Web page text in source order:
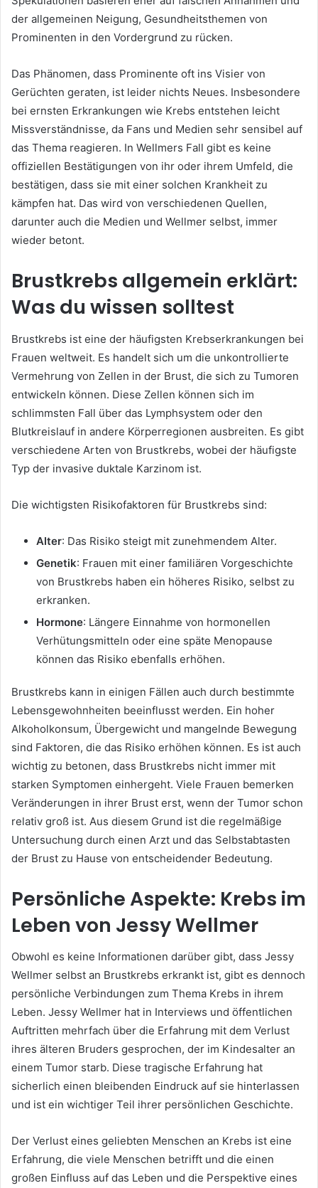
der allgemeinen Neigung, Gesundheitsthemen von
Prominenten in den Vordergrund zu rücken.
Das Phänomen, dass Prominente oft ins Visier von
Gerüchten geraten, ist leider nichts Neues. Insbesondere
bei ernsten Erkrankungen wie Krebs entstehen leicht
Missverständnisse, da Fans und Medien sehr sensibel auf
das Thema reagieren. In Wellmers Fall gibt es keine
offiziellen Bestätigungen von ihr oder ihrem Umfeld, die
bestätigen, dass sie mit einer solchen Krankheit zu
kämpfen hat. Das wird von verschiedenen Quellen,
darunter auch die Medien und Wellmer selbst, immer
wieder betont.
Brustkrebs allgemein erklärt:
Was du wissen solltest
Brustkrebs ist eine der häufigsten Krebserkrankungen bei
Frauen weltweit. Es handelt sich um die unkontrollierte
Vermehrung von Zellen in der Brust, die sich zu Tumoren
entwickeln können. Diese Zellen können sich im
schlimmsten Fall über das Lymphsystem oder den
Blutkreislauf in andere Körperregionen ausbreiten. Es gibt
verschiedene Arten von Brustkrebs, wobei der häufigste
Typ der invasive duktale Karzinom ist.
Die wichtigsten Risikofaktoren für Brustkrebs sind:
Alter: Das Risiko steigt mit zunehmendem Alter.
Genetik: Frauen mit einer familiären Vorgeschichte
von Brustkrebs haben ein höheres Risiko, selbst zu
erkranken.
Hormone: Längere Einnahme von hormonellen
Verhütungsmitteln oder eine späte Menopause
können das Risiko ebenfalls erhöhen.
Brustkrebs kann in einigen Fällen auch durch bestimmte
Lebensgewohnheiten beeinflusst werden. Ein hoher
Alkoholkonsum, Übergewicht und mangelnde Bewegung
sind Faktoren, die das Risiko erhöhen können. Es ist auch
wichtig zu betonen, dass Brustkrebs nicht immer mit
starken Symptomen einhergeht. Viele Frauen bemerken
Veränderungen in ihrer Brust erst, wenn der Tumor schon
relativ groß ist. Aus diesem Grund ist die regelmäßige
Untersuchung durch einen Arzt und das Selbstabtasten
der Brust zu Hause von entscheidender Bedeutung.
Persönliche Aspekte: Krebs im
Leben von Jessy Wellmer
Obwohl es keine Informationen darüber gibt, dass Jessy
Wellmer selbst an Brustkrebs erkrankt ist, gibt es dennoch
persönliche Verbindungen zum Thema Krebs in ihrem
Leben. Jessy Wellmer hat in Interviews und öffentlichen
Auftritten mehrfach über die Erfahrung mit dem Verlust
ihres älteren Bruders gesprochen, der im Kindesalter an
einem Tumor starb. Diese tragische Erfahrung hat
sicherlich einen bleibenden Eindruck auf sie hinterlassen
und ist ein wichtiger Teil ihrer persönlichen Geschichte.
Der Verlust eines geliebten Menschen an Krebs ist eine
Erfahrung, die viele Menschen betrifft und die einen
großen Einfluss auf das Leben und die Perspektive eines